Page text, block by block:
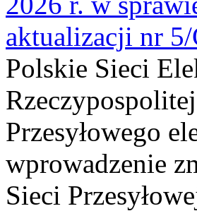
aktualizacji nr
Polskie Sieci
Przesyłowego
wprowadzenie
Sieci